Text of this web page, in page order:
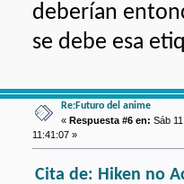
deberían
se debe esa
Re:Futuro del anime
«Respuesta #6 en: Sáb
11:41:07 »
Cita de: Hiken no